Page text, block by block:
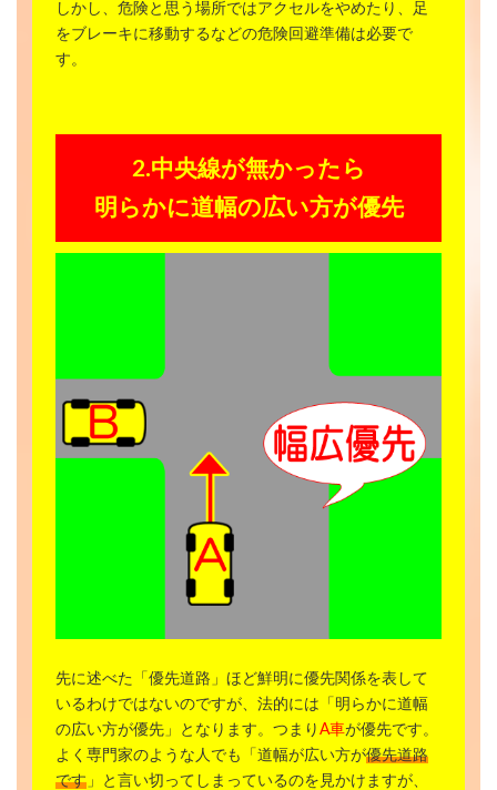
しかし、危険と思う場所ではアクセルをやめたり、足
をブレーキに移動するなどの危険回避準備は必要で
す。
2.中央線が無かったら
明らかに道幅の広い方が優先
先に述べた「優先道路」ほど鮮明に優先関係を表して
いるわけではないのですが、法的には「明らかに道幅
の広い方が優先」となります。つまり A車が優先です。
よく専門家のような人でも「道幅が広い方が優先道路
です 」と言い切ってしまっているのを見かけますが、